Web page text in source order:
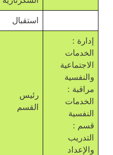
استقبال
إدارة :
الخدمات
الاجتماعية
والنفسية
مراقبة :
الخدمات
النفسية
قسم :
التدريب
والإعداد
رئيس
القسم